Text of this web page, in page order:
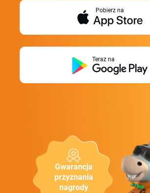
Gwarancja
przyznania
nagrody
Pobierz na
Teraz na